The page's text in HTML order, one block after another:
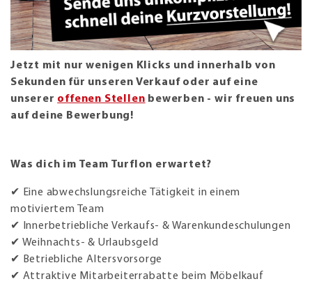
Jetzt mit nur wenigen Klicks und innerhalb von
Sekunden für unseren Verkauf oder auf eine
unserer offenen Stellen bewerben - wir freuen uns
auf deine Bewerbung!
Was dich im Team Turflon erwartet?
✔ Eine abwechslungsreiche Tätigkeit in einem
motiviertem Team
✔ Innerbetriebliche Verkaufs- & Warenkundeschulungen
✔ Weihnachts- & Urlaubsgeld
✔ Betriebliche Altersvorsorge
✔ Attraktive Mitarbeiterrabatte beim Möbelkauf